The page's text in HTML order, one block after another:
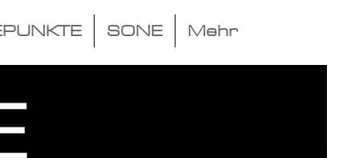
SONE Mehr